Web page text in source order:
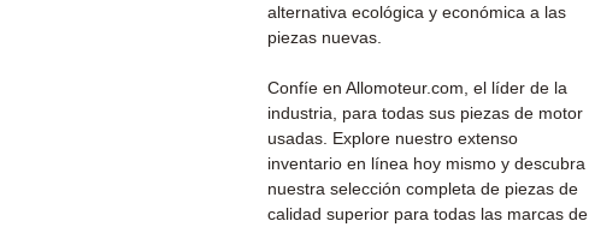
alternativa ecológica y económica a las
piezas nuevas.
Confíe en Allomoteur.com, el líder de la
industria, para todas sus piezas de motor
usadas. Explore nuestro extenso
inventario en línea hoy mismo y descubra
nuestra selección completa de piezas de
calidad superior para todas las marcas de